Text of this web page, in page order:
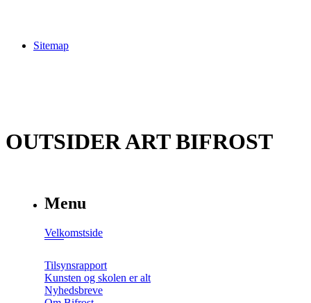
Sitemap
OUTSIDER ART BIFROST
Menu
Velkomstside
Tilsynsrapport
Kunsten og skolen er alt
Nyhedsbreve